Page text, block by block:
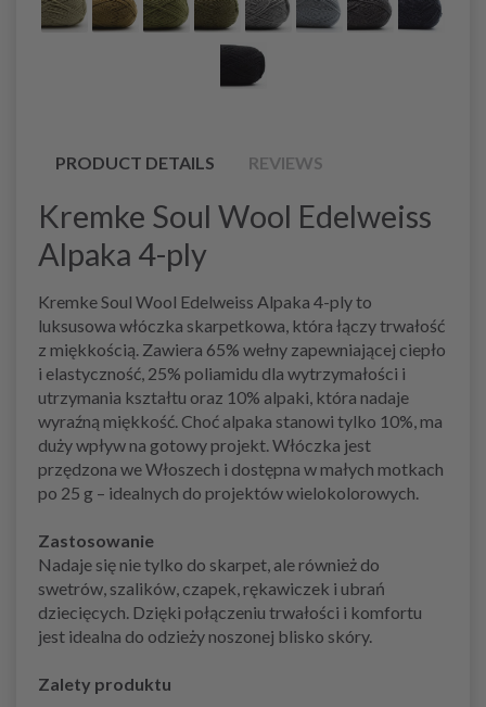
PRODUCT DETAILS REVIEWS
Kremke Soul Wool Edelweiss
Alpaka 4-ply
Kremke Soul Wool Edelweiss Alpaka 4-ply to
luksusowa włóczka skarpetkowa, która łączy trwałość
z miękkością. Zawiera 65% wełny zapewniającej ciepło
i elastyczność, 25% poliamidu dla wytrzymałości i
utrzymania kształtu oraz 10% alpaki, która nadaje
wyraźną miękkość. Choć alpaka stanowi tylko 10%, ma
duży wpływ na gotowy projekt. Włóczka jest
przędzona we Włoszech i dostępna w małych motkach
po 25 g – idealnych do projektów wielokolorowych.
Zastosowanie
Nadaje się nie tylko do skarpet, ale również do
swetrów, szalików, czapek, rękawiczek i ubrań
dziecięcych. Dzięki połączeniu trwałości i komfortu
jest idealna do odzieży noszonej blisko skóry.
Zalety produktu